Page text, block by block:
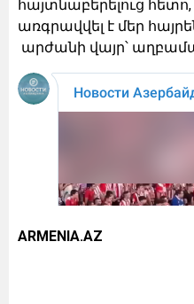
հայտնաբերելուց
առգրավվել է մեր
արժանի վայր՝
ARMENIA.AZ